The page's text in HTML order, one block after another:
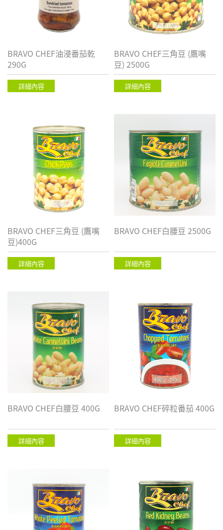
BRAVO CHEF油浸番茄乾
290G
詳細內容
BRAVO CHEF三角豆 (鷹嘴
豆) 2500G
詳細內容
BRAVO CHEF三角豆 (鷹嘴
豆)400G
詳細內容
BRAVO CHEF白腰豆 2500G
詳細內容
BRAVO CHEF白腰豆 400G
詳細內容
BRAVO CHEF碎粒番茄 400G
詳細內容